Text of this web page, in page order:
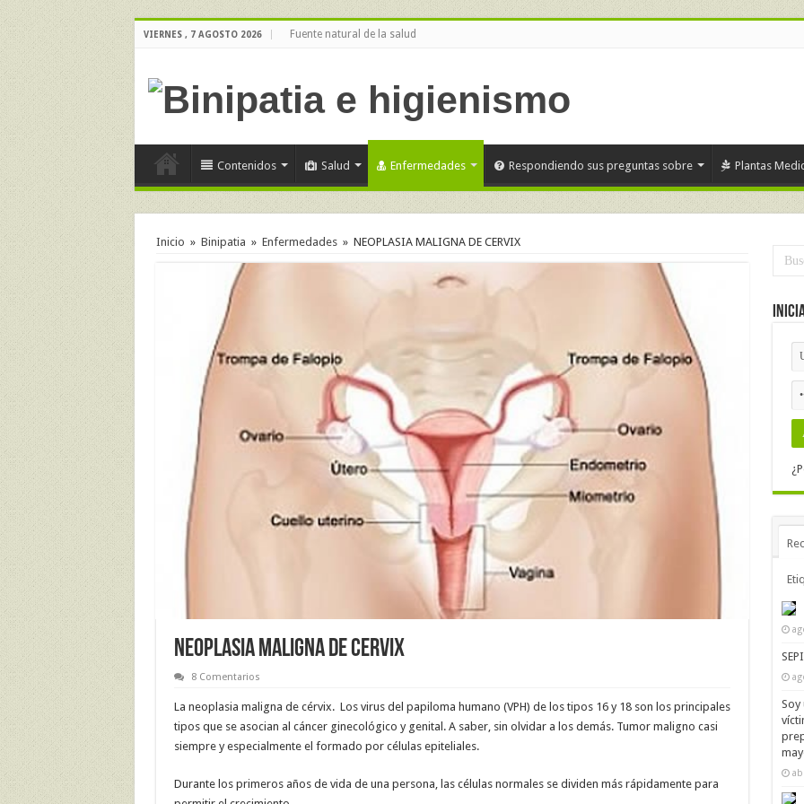
VIERNES , 7 AGOSTO 2026 Fuente natural de la salud
Contenidos Salud Enfermedades Respondiendo sus preguntas sobre Plantas
Inicio » Binipatia » Enfermedades » NEOPLASIA MALIGNA DE CERVIX
NEOPLASIA MALIGNA DE CERVIX
8 Comentarios
La neoplasia maligna de cérvix. Los virus del papiloma humano (VPH) de los tipos 16 y 18 son los principales
tipos que se asocian al cáncer ginecológico y genital. A saber, sin olvidar a los demás. Tumor maligno casi
siempre y especialmente el formado por células epiteliales.
Durante los primeros años de vida de una persona, las células normales se dividen más rápidamente para
Soy